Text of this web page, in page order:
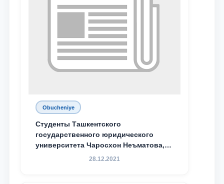
Obucheniye
Студенты Ташкентского
государственного юридического
университета Чаросхон Неъматова,
Севдо Хакимходжаева, Анбарой
28.12.2021